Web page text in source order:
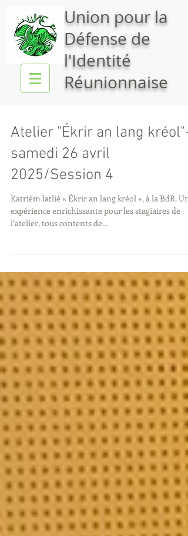
Union pour la
Défense de
l'Identité
Réunionnaise
Atelier "Ékrir an lang kréol"-
samedi 26 avril
2025/Session 4
Katrièm latlié « Ékrir an lang kréol », à la BdR. Une
expérience enrichissante pour les stagiaires de
l’atelier, tous contents de...